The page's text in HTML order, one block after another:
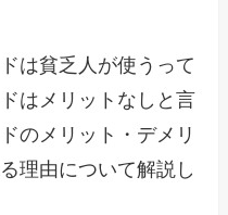
は貧乏人が使うって
はメリットなしと言
のメリット・デメリ
理由について解説し